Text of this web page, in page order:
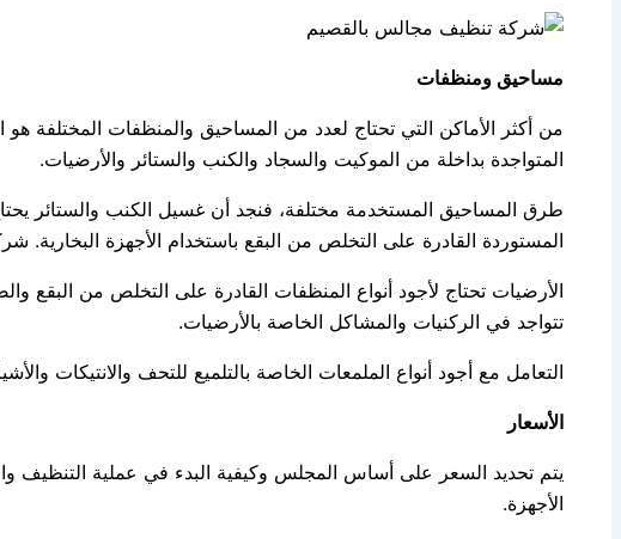
مساحيق ومنظفات
من أكثر الأماكن التي تحتاج لعدد من المساحيق والمنظفات المختلفة
المتواجدة بداخلة من الموكيت والسجاد والكنب والستائر والأرضيات.
طرق المساحيق المستخدمة مختلفة، فنجد أن غسيل الكنب والستائر
المستوردة القادرة على التخلص من البقع باستخدام الأجهزة
الأرضيات تحتاج لأجود أنواع المنظفات القادرة على التخلص من البقع
تتواجد في الركنيات والمشاكل الخاصة بالأرضيات.
التعامل مع أجود أنواع الملمعات الخاصة بالتلميع للتحف والانتيكات
الأسعار
يتم تحديد السعر على أساس المجلس وكيفية البدء في عملية التنظيف
الأجهزة.